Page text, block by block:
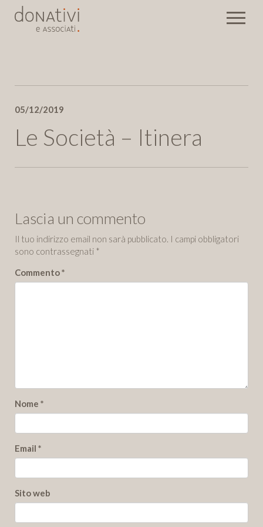
Eventi
Newsletter
05/12/2019
Le Società – Itinera
Lascia un commento
Il tuo indirizzo email non sarà pubblicato. I campi obbligatori
sono contrassegnati *
Commento*
Nome *
Email *
Sito web